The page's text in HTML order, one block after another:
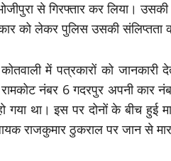
से गिरफ्तार कर लिया।
कार को लेकर पुलिस उसकी संलिप्तता
में पत्रकारों को
रामकोट नंबर 6 गदरपुर अपनी
गया था। इस पर दोनों के बीच
राजकुमार ठुकराल पर जान से